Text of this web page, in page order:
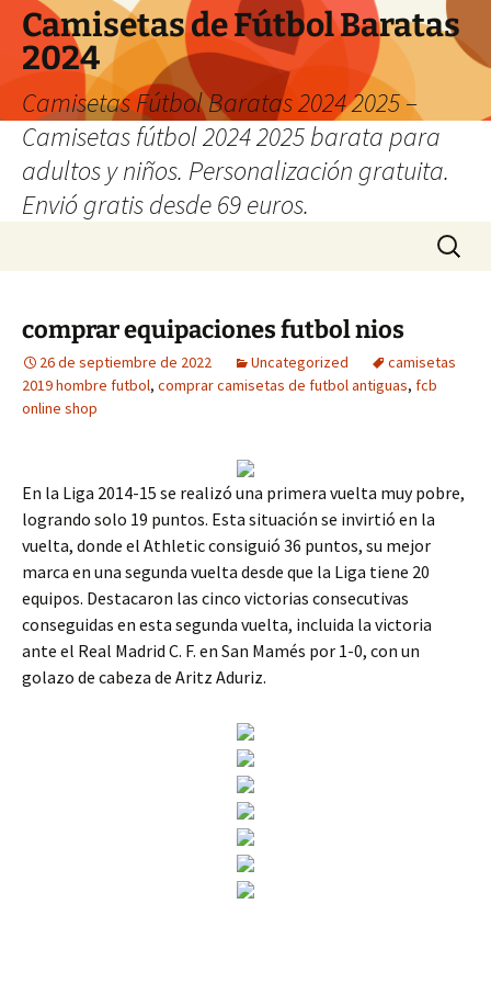
Camisetas de Fútbol Baratas
2024
Camisetas Fútbol Baratas 2024 2025 –
Camisetas fútbol 2024 2025 barata para
adultos y niños. Personalización gratuita.
Envió gratis desde 69 euros.
Buscar:
comprar equipaciones futbol nios
26 de septiembre de 2022 Uncategorized
camisetas
2019 hombre futbol, comprar camisetas de futbol antiguas, fcb
online shop
En la Liga 2014-15 se realizó una primera vuelta muy pobre,
logrando solo 19 puntos. Esta situación se invirtió en la
vuelta, donde el Athletic consiguió 36 puntos, su mejor
marca en una segunda vuelta desde que la Liga tiene 20
equipos. Destacaron las cinco victorias consecutivas
conseguidas en esta segunda vuelta, incluida la victoria
ante el Real Madrid C. F. en San Mamés por 1-0, con un
golazo de cabeza de Aritz Aduriz.